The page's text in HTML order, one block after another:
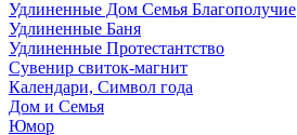
Удлиненные Дом Семья Благополучие
Удлиненные Баня
Удлиненные Протестантство
Сувенир свиток-магнит
Календари, Символ года
Дом и Семья
Юмор